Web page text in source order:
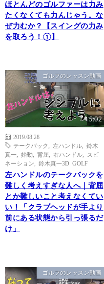
ほとんどのゴルファーは力み
たくなくても力んじゃう。な
ぜ力むか？【スイングの力み
を取ろう！①】
ゴルフのレッスン動画
5:02
2019.08.28
テークバック
左ハンドル
鈴木
真一
始動 背屈 右ハンドル
スピ
ネーション
鈴木真一3D GOLF
左ハンドルのテークバックを
難しく考えすぎな人へ｜背屈
とか難しいこと考えなくてい
い！「クラブヘッドが手より
前にある状態から引っ張るだ
け」
ゴルフのレッスン動画